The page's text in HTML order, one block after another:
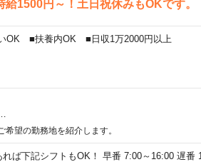
1500円～！土日祝休みもOKです。
OK ■扶養内OK ■日収1万2000円以上
望の勤務地を紹介します。
ば下記シフトもOK！ 早番 7:00～16:00 遅番